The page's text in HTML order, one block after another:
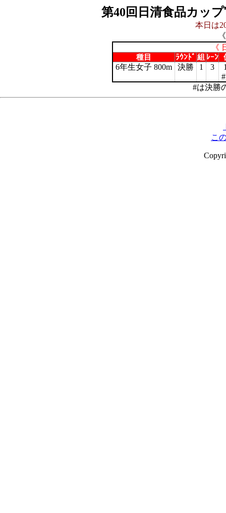
第40回日清食品カッ
本日は
《
種目 ﾗｳﾝﾄﾞ 組 ﾚｰﾝ
6年生女子 800m 決勝 1 3
#は決勝
こ